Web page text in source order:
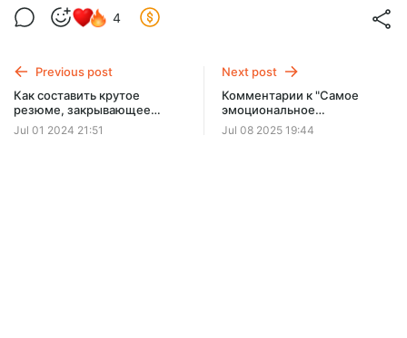
Доступ к Бусти
4
Previous post
Как составить крутое
резюме, закрывающее
вакансию
Jul 01 2024 21:51
Next post
Комментарии к "Самое
эмоциональное
моноколесо"
Jul 08 2025 19:44